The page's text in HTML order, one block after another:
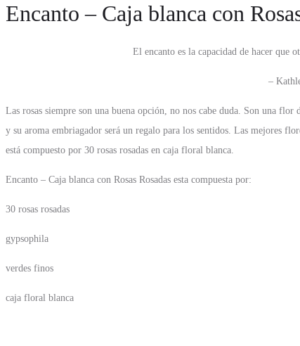
Encanto – Caja blanca con
El encanto es la capacidad de hacer que
–
Las rosas siempre son una buena opción, no nos cabe duda. Son una
y su aroma embriagador será un regalo para los sentidos. Las mejores
está compuesto por 30 rosas rosadas en caja floral blanca.
Encanto – Caja blanca con Rosas Rosadas esta compuesta por:
30 rosas rosadas
gypsophila
verdes finos
caja floral blanca